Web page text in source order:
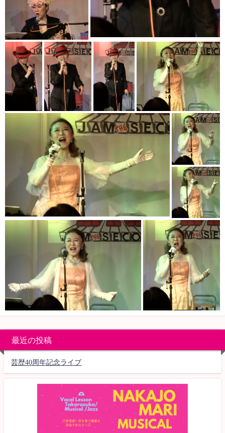
最近の投稿
芸歴40周年記念ライブ